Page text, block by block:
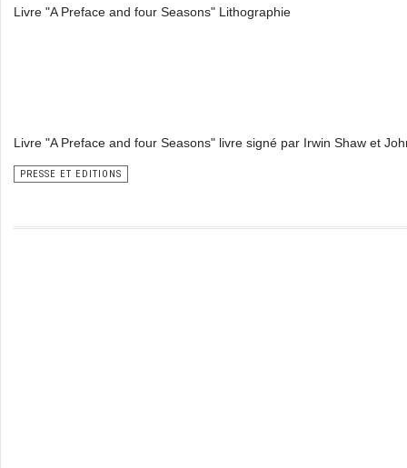
Livre "A Preface and four Seasons" Lithographie
Livre "A Preface and four Seasons" livre signé par Irwin Shaw et
PRESSE ET EDITIONS